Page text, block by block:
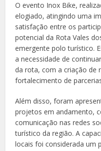
O evento Inox Bike,
elogiado, atingindo uma
satisfação entre os
potencial da Rota Vales
emergente polo turístico.
a necessidade de
da rota, com a criação de
fortalecimento de
Além disso, foram
projetos em andamento,
comunicação nas redes
turístico da região. A
locais foi considerada um